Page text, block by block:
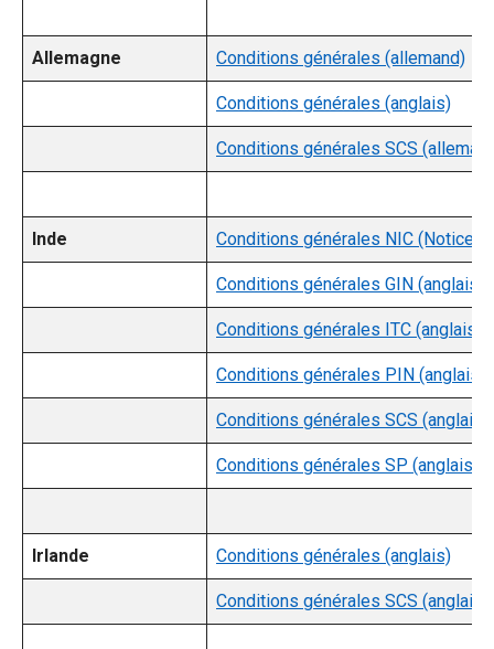
Allemagne Conditions générales (allemand)
Conditions générales (anglais)
Conditions générales SCS
Inde Conditions générales NIC (Notice
Conditions générales GIN (anglais)
Conditions générales ITC (anglais)
Conditions générales PIN (anglais)
Conditions générales SCS (anglais)
Conditions générales SP (anglais)
Irlande Conditions générales (anglais)
Conditions générales SCS (anglais)